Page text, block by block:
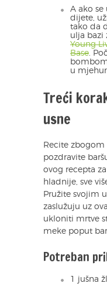
A ako se
dijete,
tako da
ulja bazi
Young
Base.
u
Treći
usne
Recite
pozdravite
ovog recepta
hladnije, sve
Pružite svojim
zaslužuju uz
ukloniti mrtve
meke poput
Potreban
1 jušna